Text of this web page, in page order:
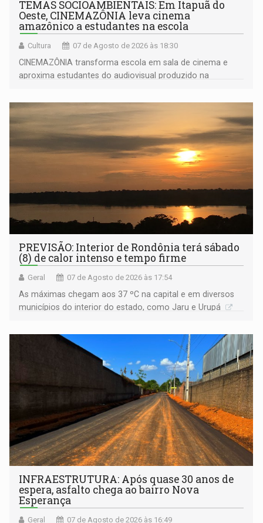
TEMAS SOCIOAMBIENTAIS: Em Itapuã do
Oeste, CINEMAZÔNIA leva cinema
amazônico a estudantes na escola
Cultura 07 de Agosto de 2026 às 18:30
CINEMAZÔNIA transforma escola em sala de cinema e
aproxima estudantes do audiovisual produzido na
PREVISÃO: Interior de Rondônia terá sábado
(8) de calor intenso e tempo firme
Geral 07 de Agosto de 2026 às 17:54
As máximas chegam aos 37 ºC na capital e em diversos
municípios do interior do estado, como Jaru e Urupá
INFRAESTRUTURA: Após quase 30 anos de
espera, asfalto chega ao bairro Nova
Esperança
Geral 07 de Agosto de 2026 às 16:49